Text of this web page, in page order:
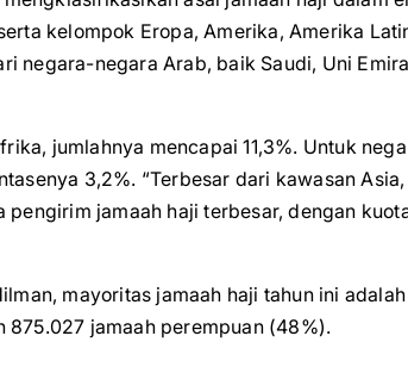
kelompok Eropa, Amerika, Amerika
negara-negara Arab, baik Saudi, Uni
jumlahnya mencapai 11,3%. Untuk
3,2%. “Terbesar dari kawasan
jamaah haji terbesar, dengan
mayoritas jamaah haji tahun ini
875.027 jamaah perempuan (48%).